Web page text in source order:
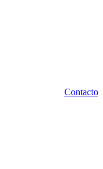
Contacto